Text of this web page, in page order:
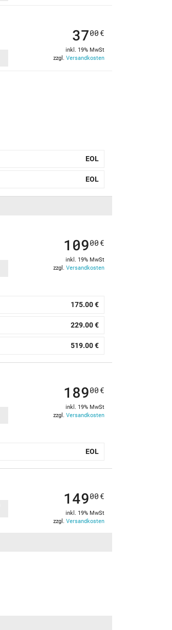
3700 €
inkl. 19% MwSt
zzgl. Versandkosten
EOL
EOL
10900 €
inkl. 19% MwSt
zzgl. Versandkosten
175.00 €
229.00 €
519.00 €
18900 €
inkl. 19% MwSt
zzgl. Versandkosten
EOL
14900 €
inkl. 19% MwSt
zzgl. Versandkosten